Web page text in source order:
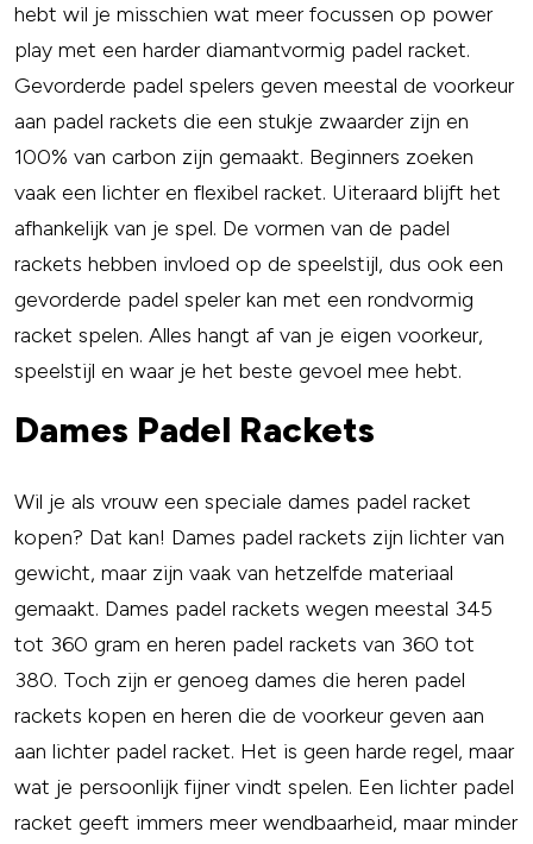
hebt wil je misschien wat meer focussen op power
play met een harder diamantvormig padel racket.
Gevorderde padel spelers geven meestal de voorkeur
aan padel rackets die een stukje zwaarder zijn en
100% van carbon zijn gemaakt. Beginners zoeken
vaak een lichter en flexibel racket. Uiteraard blijft het
afhankelijk van je spel. De vormen van de padel
rackets hebben invloed op de speelstijl, dus ook een
gevorderde padel speler kan met een rondvormig
racket spelen. Alles hangt af van je eigen voorkeur,
speelstijl en waar je het beste gevoel mee hebt.
Dames Padel Rackets
Wil je als vrouw een speciale dames padel racket
kopen? Dat kan! Dames padel rackets zijn lichter van
gewicht, maar zijn vaak van hetzelfde materiaal
gemaakt. Dames padel rackets wegen meestal 345
tot 360 gram en heren padel rackets van 360 tot
380. Toch zijn er genoeg dames die heren padel
rackets kopen en heren die de voorkeur geven aan
aan lichter padel racket. Het is geen harde regel, maar
wat je persoonlijk fijner vindt spelen. Een lichter padel
racket geeft immers meer wendbaarheid, maar minder